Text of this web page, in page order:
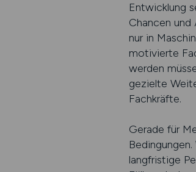
Entwicklung
Chancen
nur in
motivierte
werden
gezielte
Fachkräfte.
Gerade für
langfristige